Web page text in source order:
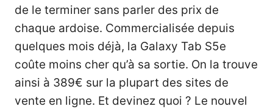
de le terminer sans parler des prix de
chaque ardoise. Commercialisée depuis
quelques mois déjà, la Galaxy Tab S5e
coûte moins cher qu’à sa sortie. On la trouve
ainsi à 389€ sur la plupart des sites de
vente en ligne. Et devinez quoi ? Le nouvel